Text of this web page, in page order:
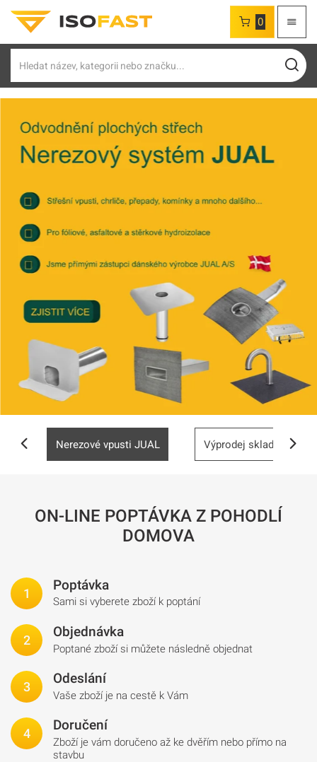
0
Nerezové vpusti JUAL Výprodej skladu až -70%
ON-LINE POPTÁVKA Z POHODLÍ
DOMOVA
Poptávka
Sami si vyberete zboží k poptání
Objednávka
Poptané zboží si můžete následně objednat
Odeslání
Vaše zboží je na cestě k Vám
Doručení
Zboží je vám doručeno až ke dvěřím nebo přímo na
stavbu